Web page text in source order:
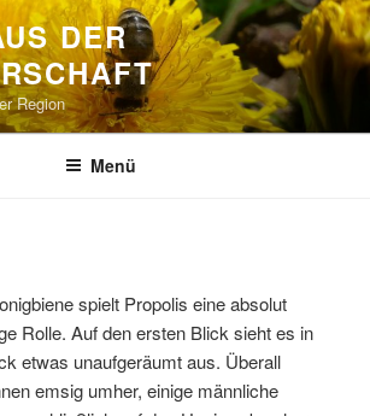
DER
Region
Menü
spielt Propolis eine absolut
Rolle. Auf den ersten Blick sieht es in
etwas unaufgeräumt aus. Überall
emsig umher, einige männliche